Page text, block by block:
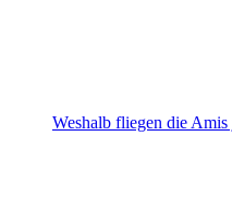
Weshalb fliegen die